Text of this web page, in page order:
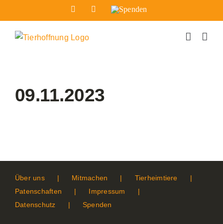
Inhalt
springen
FacebookInstagram
Spenden
09.11.2023
Über uns Mitmachen
Tierheimtiere
Patenschaften
Impressum
Datenschutz
Spenden